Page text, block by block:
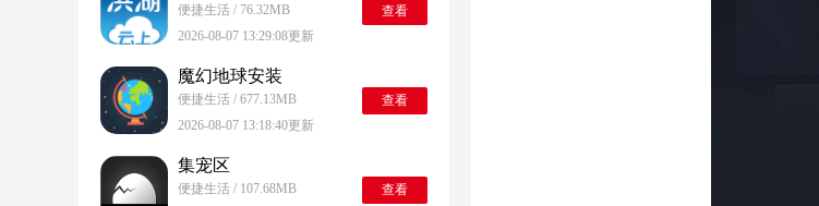
便捷生活 / 76.32MB
2026-08-07 13:29:08更新
查看
魔幻地球安装
便捷生活 / 677.13MB
2026-08-07 13:18:40更新
查看
集宠区
便捷生活 / 107.68MB
查看